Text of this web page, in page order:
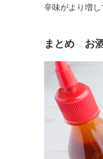
辛味がより増し
まとめ お